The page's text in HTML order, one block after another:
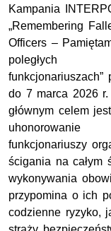
Kampania
„Remembering
Officers –
poległych
funkcjonariuszach”
do 7 marca 2026 r.
głównym celem jest
uhonorowanie
funkcjonariuszy
ścigania na całym
wykonywania
przypomina o ich
codzienne ryzyko,